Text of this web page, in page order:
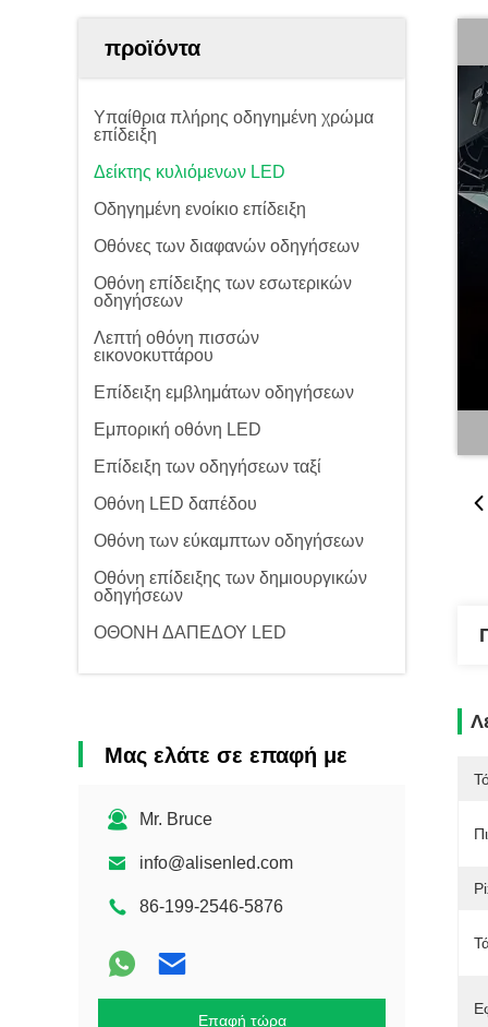
προϊόντα
Υπαίθρια πλήρης οδηγημένη χρώμα
επίδειξη
Δείκτης κυλιόμενων LED
Οδηγημένη ενοίκιο επίδειξη
Οθόνες των διαφανών οδηγήσεων
Οθόνη επίδειξης των εσωτερικών
οδηγήσεων
Λεπτή οθόνη πισσών
εικονοκυττάρου
Επίδειξη εμβλημάτων οδηγήσεων
Εμπορική οθόνη LED
Επίδειξη των οδηγήσεων ταξί
Οθόνη LED δαπέδου
Οθόνη των εύκαμπτων οδηγήσεων
Οθόνη επίδειξης των δημιουργικών
οδηγήσεων
ΟΘΟΝΗ ΔΑΠΕΔΟΥ LED
Μας ελάτε σε επαφή με
Mr. Bruce
info@alisenled.com
86-199-2546-5876
Επαφή τώρα